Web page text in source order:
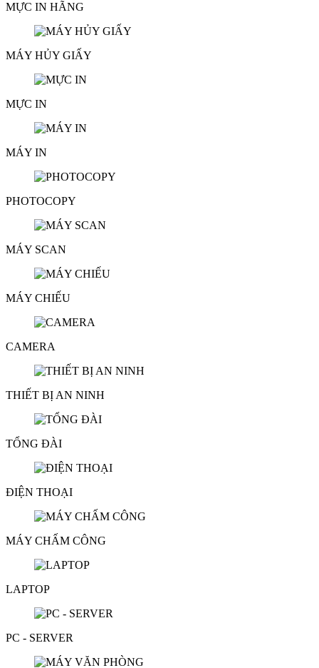
MỰC IN HÃNG
MÁY HỦY GIẤY
MỰC IN
MÁY IN
PHOTOCOPY
MÁY SCAN
MÁY CHIẾU
CAMERA
THIẾT BỊ AN NINH
TỔNG ĐÀI
ĐIỆN THOẠI
MÁY CHẤM CÔNG
LAPTOP
PC - SERVER